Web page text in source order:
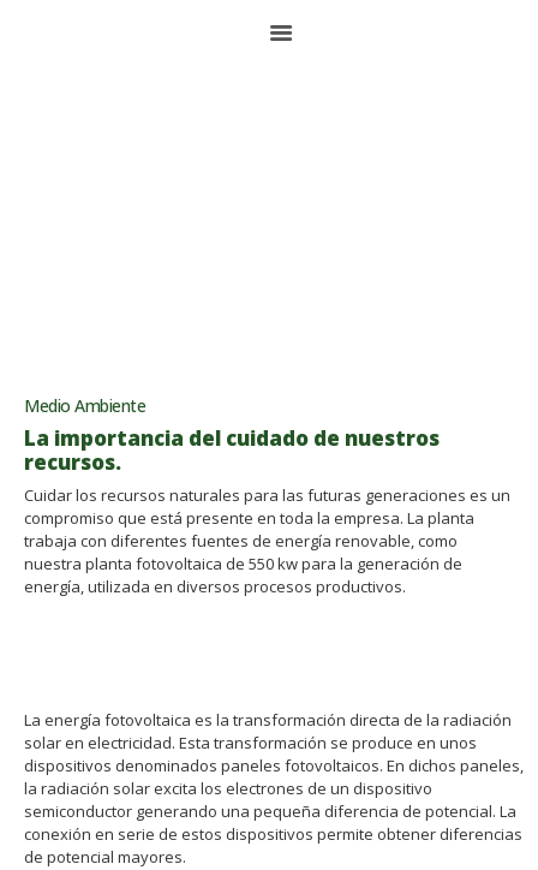
CONTACTO
ENGLISH
Medio Ambiente
La importancia del cuidado de nuestros
recursos.
Cuidar los recursos naturales para las futuras generaciones es un
compromiso que está presente en toda la empresa. La planta
trabaja con diferentes fuentes de energía renovable, como
nuestra planta fotovoltaica de 550 kw para la generación de
energía, utilizada en diversos procesos productivos.
La energía fotovoltaica es la transformación directa de la radiación
solar en electricidad. Esta transformación se produce en unos
dispositivos denominados paneles fotovoltaicos. En dichos paneles,
la radiación solar excita los electrones de un dispositivo
semiconductor generando una pequeña diferencia de potencial. La
conexión en serie de estos dispositivos permite obtener diferencias
de potencial mayores.